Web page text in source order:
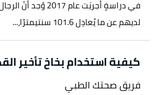
في دراسةٍ أُجريَت عام
لديهم عن ما يُعادِل 101.6 سنتيمترًا،...
كيفية استخدام بخاخ تأخير
فريق صحتك الطبي